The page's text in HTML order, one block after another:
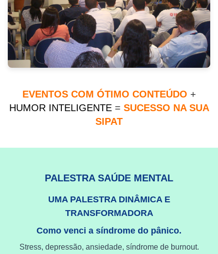
EVENTOS COM ÓTIMO CONTEÚDO +
HUMOR INTELIGENTE = SUCESSO NA SUA
SIPAT
PALESTRA SAÚDE MENTAL
UMA PALESTRA DINÂMICA E
TRANSFORMADORA
Como venci a síndrome do pânico.
Stress, depressão, ansiedade, síndrome de burnout.